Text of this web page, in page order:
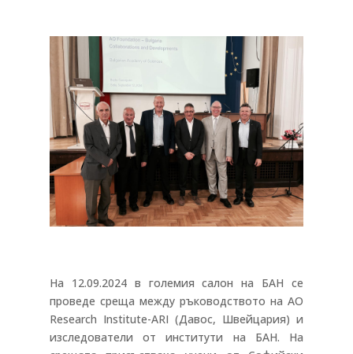
На 12.09.2024 в големия салон на БАН се
проведе среща между ръководството на AO
Research Institute-ARI (Давос, Швейцария) и
изследователи от институти на БАН. На